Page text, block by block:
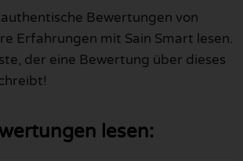
Bewertungen von
Erfahrungen mit Sain Smart lesen.
der eine Bewertung über dieses
lesen: